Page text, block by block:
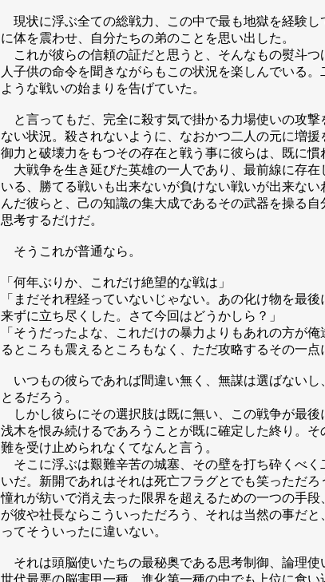
現状に浮ぶ全ての総戦力、この中で最も地獄を経験
に体を震わせ、自分たちの弟のことを思い出した。
これが彼らの信頼の証だと思うと、そんなもの熨斗つ
人子供の命令を聞きながらもこの状況を楽しんでいる
ような戦いの始まりを告げていた。
と言ってもだ、完全に殺す気で掛かる力場使いの攻撃
ない状況。殺されないように、なおかつ二人の元に増
御力と破壊力をもつその存在と戦う事に彼らは、既に慣
大戦争を生き延びた英雄の一人であり、最前線に存在
いる、勝てる戦いも出来ないが負けない戦いが出来な
んだ彼らと、己の知識の集大成であるその武器を操る
思考するだけだ。
そうこれが普通なら。
「何年ぶりか、これだけ絶望的な戦は」
「まだそれ程経っていないじゃない。あの化け物を最
来ずに立ち尽くした。さて今回はどうかしら？」
「そうだったよな、これだけの暴力よりもあれの方が
るところも震えるところもなく、ただ攻略するその一点
いつもの彼らであれば間違い無く、無謀は選ばない
とるだろう。
しかし彼らにその選択肢は既に無い、この戦争が最
浅木を恨み続けるであろうことが既に確定した終り。
難を受け止められなくてなんと言う。
そこに浮ぶは艱難辛苦の城塞、その壁を打ち砕くべ
いだ。新開であれはそれは死亡フラグとでも笑っただ
憧れが紡いで消え去った限界を超えるための一つの手
が彼や社長ならこういっただろう、それは当然の事だ
ってそういったに違いない。
それは頭脳使いたちの最秘奥である思考制御、論理
世代最悪の脳害甲一種、進化第一種の中でも上位に食